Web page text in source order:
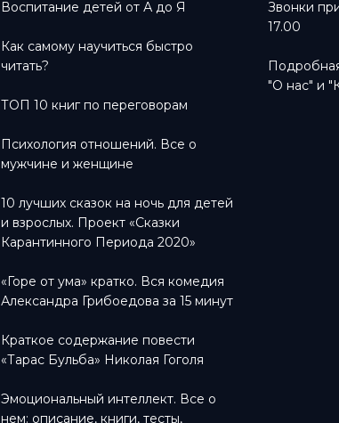
Воспитание детей от А до Я
Как самому научиться быстро
читать?
ТОП 10 книг по переговорам
Психология отношений. Все о
мужчине и женщине
10 лучших сказок на ночь для детей
и взрослых. Проект «Сказки
Карантинного Периода 2020»
«Горе от ума» кратко. Вся комедия
Александра Грибоедова за 15 минут
Краткое содержание повести
«Тарас Бульба» Николая Гоголя
Эмоциональный интеллект. Все о
нем: описание, книги, тесты,
Звонки
17.00
"О нас" и